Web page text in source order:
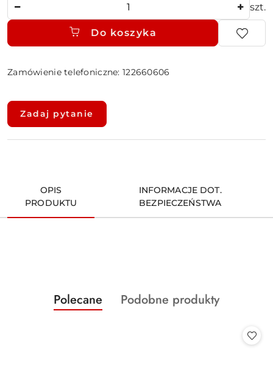
szt.
Do koszyka
Zamówienie telefoniczne: 122660606
Dostępność
dostawa
Zadaj pytanie
OPIS
PRODUKTU
INFORMACJE DOT.
BEZPIECZEŃSTWA
Pomiń karuzelę produktów
Produkty
o
Polecane
Produkty
Podobne produkty